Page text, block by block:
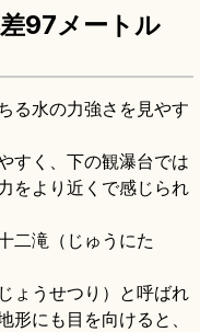
97メートル
る水の力強さを見やす
すく、下の観瀑台では
をより近くで感じられ
二滝（じゅうにた
ょうせつり）と呼ばれ
形にも目を向けると、